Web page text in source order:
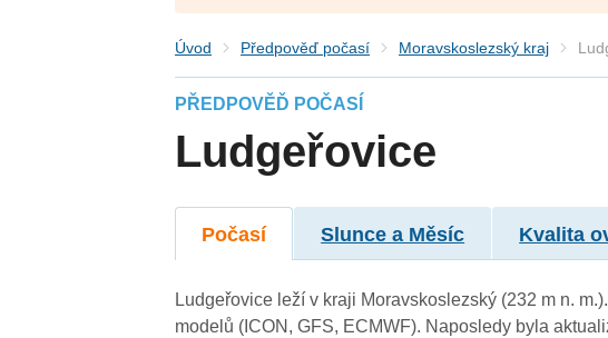
Úvod Předpověď počasí Moravskoslezský kraj
PŘEDPOVĚĎ POČASÍ
Ludgeřovice
Počasí Slunce a Měsíc Kvalita
Ludgeřovice leží v kraji Moravskoslezský (232 m n.
modelů (ICON, GFS, ECMWF). Naposledy byla